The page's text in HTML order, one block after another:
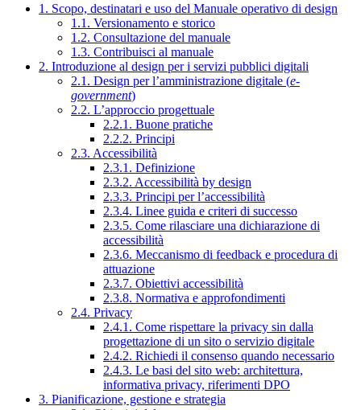
1. Scopo, destinatari e uso del Manuale operativo di design
1.1. Versionamento e storico
1.2. Consultazione del manuale
1.3. Contribuisci al manuale
2. Introduzione al design per i servizi pubblici digitali
2.1. Design per l’amministrazione digitale (e-
government)
2.2. L’approccio progettuale
2.2.1. Buone pratiche
2.2.2. Principi
2.3. Accessibilità
2.3.1. Definizione
2.3.2. Accessibilità by design
2.3.3. Principi per l’accessibilità
2.3.4. Linee guida e criteri di successo
2.3.5. Come rilasciare una dichiarazione di
accessibilità
2.3.6. Meccanismo di feedback e procedura di
attuazione
2.3.7. Obiettivi accessibilità
2.3.8. Normativa e approfondimenti
2.4. Privacy
2.4.1. Come rispettare la privacy sin dalla
progettazione di un sito o servizio digitale
2.4.2. Richiedi il consenso quando necessario
2.4.3. Le basi del sito web: architettura,
informativa privacy, riferimenti DPO
3. Pianificazione, gestione e strategia